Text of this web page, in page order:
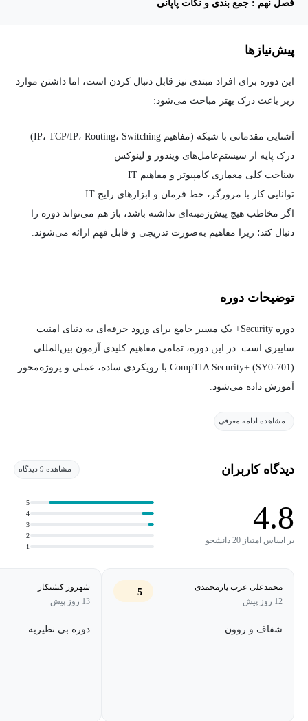
فصل نهم : جمع بندی و نکات پاپانی
پیش‌نیاز‌ها
این دوره برای افراد مبتدی نیز قابل دنبال کردن است، اما داشتن موارد
زیر باعث درک بهتر مباحث می‌شود:
آشنایی مقدماتی با شبکه (مفاهیم IP، TCP/IP، Routing، Switching)
درک پایه از سیستم‌عامل‌های ویندوز و لینوکس
شناخت کلی معماری کامپیوتر و مفاهیم IT
توانایی کار با مرورگر، خط فرمان و ابزارهای رایج IT
اگر مخاطب هیچ پیش‌زمینه‌ای نداشته باشد، باز هم می‌تواند دوره را
دنبال کند؛ زیرا مفاهیم به‌صورت تدریجی و قابل فهم ارائه می‌شوند.
توضیحات دوره
دوره Security+ یک مسیر جامع برای ورود حرفه‌ای به دنیای امنیت
سایبری است. در این دوره، تمامی مفاهیم کلیدی آزمون بین‌المللی
CompTIA Security+ (SY0-701) با رویکردی ساده، عملی و پروژه‌محور
آموزش داده می‌شود.
هدف این دوره، ایجاد درک عمیق از اصول امنیت شبکه، تهدیدات رایج،
دفاعی است.
می‌شوند.
امنیت آشنا می‌شوید و علاوه بر یادگیری مفاهیم نظری، توانایی تحلیل و
حل مسائل امنیتی دنیای واقعی را به دست می‌آورید.
مشاهده ادامه معرفی
دیدگاه کاربران مشاهده 9 دیدگاه
4.8
بر اساس امتیاز 20 دانشجو
1
2
3
4
5
محمدعلی عرب یارمحمدی
12 روز پیش
5
شفاف و روون
شهروز کشتکار
13 روز پیش
دوره بی نظیریه